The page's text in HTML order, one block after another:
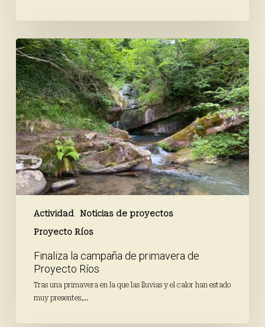
Actividad
Noticias de proyectos
Proyecto Ríos
Finaliza
la
campaña
de
primavera
de
Proyecto
Ríos
Finaliza la campaña de primavera de
Proyecto Ríos
Tras una primavera en la que las lluvias y el calor han estado
muy presentes,…